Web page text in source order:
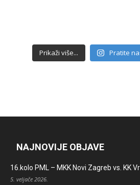
Prikaži više... Pratite
NAJNOVIJE OBJAVE
16.kolo PML – MKK Novi Zagreb vs. KK
5. veljače 2026.